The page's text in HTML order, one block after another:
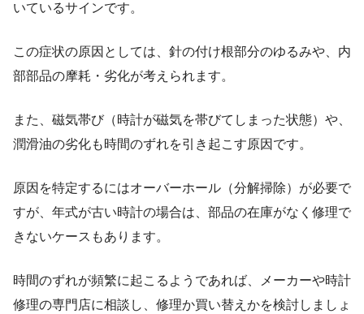
いているサインです。
この症状の原因としては、針の付け根部分のゆるみや、内
部部品の摩耗・劣化が考えられます。
また、磁気帯び（時計が磁気を帯びてしまった状態）や、
潤滑油の劣化も時間のずれを引き起こす原因です。
原因を特定するにはオーバーホール（分解掃除）が必要で
すが、年式が古い時計の場合は、部品の在庫がなく修理で
きないケースもあります。
時間のずれが頻繁に起こるようであれば、メーカーや時計
修理の専門店に相談し、修理か買い替えかを検討しましょ